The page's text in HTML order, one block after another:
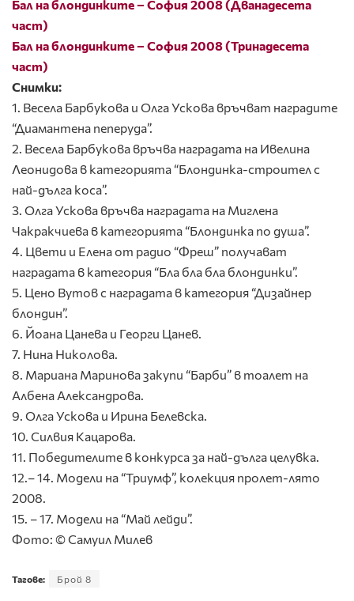
Бал на блондинките – София 2008 (Дванадесета
част)
Бал на блондинките – София 2008 (Тринадесета
част)
Снимки:
1. Весела Барбукова и Олга Ускова връчват наградите
“Диамантена пеперуда”.
2. Весела Барбукова връчва наградата на Ивелина
Леонидова в категорията “Блондинка-строител с
най-дълга коса”.
3. Олга Ускова връчва наградата на Миглена
Чакракчиева в категорията “Блондинка по душа”.
4. Цвети и Елена от радио “Фреш” получават
наградата в категория “Бла бла бла блондинки”.
5. Цено Вутов с наградата в категория “Дизайнер
блондин”.
6. Йоана Цанева и Георги Цанев.
7. Нина Николова.
8. Мариана Маринова закупи “Барби” в тоалет на
Албена Александрова.
9. Олга Ускова и Ирина Белевска.
10. Силвия Кацарова.
11. Победителите в конкурса за най-дълга целувка.
12.– 14. Модели на “Триумф”, колекция пролет-лято
2008.
15. – 17. Модели на “Май лейди”.
Фото: © Самуил Милев
Тагове: Брой 8